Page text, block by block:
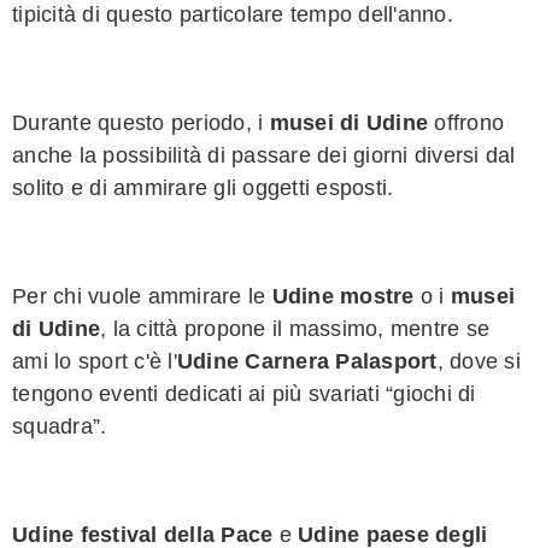
tipicità di questo particolare tempo dell'anno.
Durante questo periodo, i musei di Udineoffrono
anche la possibilità di passare dei giorni diversi dal
solito e di ammirare gli oggetti esposti.
Per chi vuole ammirare le Udine mostre o i musei
di Udine, la città propone il massimo, mentre se
ami lo sport c'è l'Udine Carnera Palasport, dove si
tengono eventi dedicati ai più svariati “giochi di
squadra”.
Udine festival della Pace e Udine paese degli